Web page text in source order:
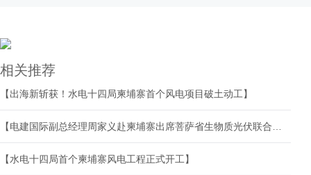
相关推荐
【出海新斩获！水电十四局柬埔寨首个风电项目破土动工】
【电建国际副总经理周家义赴柬埔寨出席菩萨省生物质光伏联合发电项目开工仪式并开展商务活动】
【水电十四局首个柬埔寨风电工程正式开工】